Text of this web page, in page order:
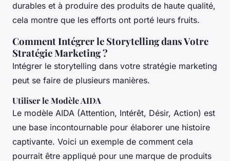
durables et à produire des produits de haute qualité,
cela montre que les efforts ont porté leurs fruits.
Comment Intégrer le Storytelling dans Votre
Stratégie Marketing ?
Intégrer le storytelling dans votre stratégie marketing
peut se faire de plusieurs manières.
Utiliser le Modèle AIDA
Le modèle AIDA (Attention, Intérêt, Désir, Action) est
une base incontournable pour élaborer une histoire
captivante. Voici un exemple de comment cela
pourrait être appliqué pour une marque de produits